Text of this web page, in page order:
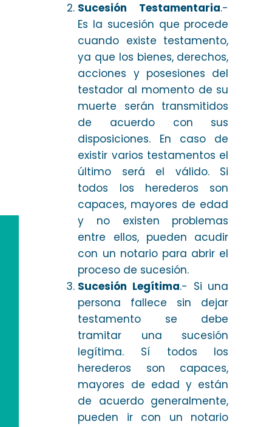
Sucesión Testamentaria.-
Es la sucesión que procede
cuando existe testamento,
ya que los bienes, derechos,
acciones y posesiones del
testador al momento de su
muerte serán transmitidos
de acuerdo con sus
disposiciones. En caso de
existir varios testamentos el
último será el válido. Si
todos los herederos son
capaces, mayores de edad
y no existen problemas
entre ellos, pueden acudir
con un notario para abrir el
proceso de sucesión.
Sucesión Legítima.- Si una
persona fallece sin dejar
testamento se debe
tramitar una sucesión
legítima. Sí todos los
herederos son capaces,
mayores de edad y están
de acuerdo generalmente,
pueden ir con un notario